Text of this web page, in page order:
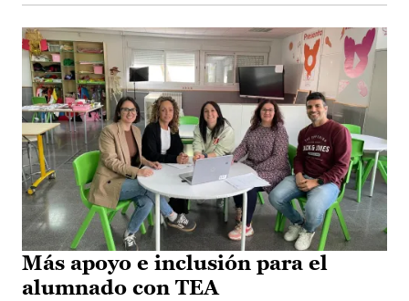
Más apoyo e inclusión para el
alumnado con TEA